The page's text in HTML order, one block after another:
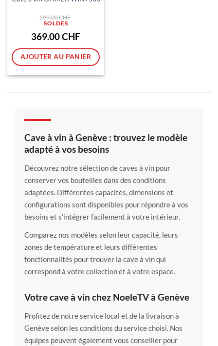
599.00CHF
était :
599.00 CHF.
369.00CHF
actuel
est :
369.00 CHF.
AJOUTER AU PANIER
Cave à vin à Genève : trouvez le modèle
adapté à vos besoins
Découvrez notre sélection de caves à vin pour
conserver vos bouteilles dans des conditions
adaptées. Différentes capacités, dimensions et
configurations sont disponibles pour répondre à vos
besoins et s’intégrer facilement à votre intérieur.
Comparez nos modèles selon leur capacité, leurs
zones de température et leurs différentes
fonctionnalités pour trouver la cave à vin qui
correspond à votre collection et à votre espace.
Votre cave à vin chez NoeleTV à Genève
Profitez de notre service local et de la livraison à
Genève selon les conditions du service choisi. Nos
équipes peuvent également vous conseiller pour